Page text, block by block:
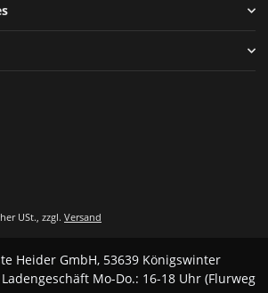
USt., zzgl. Versand
Heider GmbH, 53639 Königswinter
Mo-Do.: 16-18 Uhr (Flurweg